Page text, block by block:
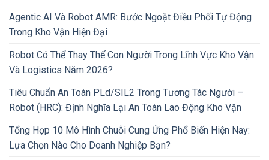
Agentic AI Và Robot AMR: Bước Ngoặt Điều Phối Tự Động
Trong Kho Vận Hiện Đại
Robot Có Thể Thay Thế Con Người Trong Lĩnh Vực Kho Vận
Và Logistics Năm 2026?
Tiêu Chuẩn An Toàn PLd/SIL2 Trong Tương Tác Người –
Robot (HRC): Định Nghĩa Lại An Toàn Lao Động Kho Vận
Tổng Hợp 10 Mô Hình Chuỗi Cung Ứng Phổ Biến Hiện Nay:
Lựa Chọn Nào Cho Doanh Nghiệp Bạn?